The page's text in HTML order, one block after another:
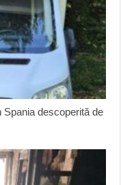
Spania descoperită de